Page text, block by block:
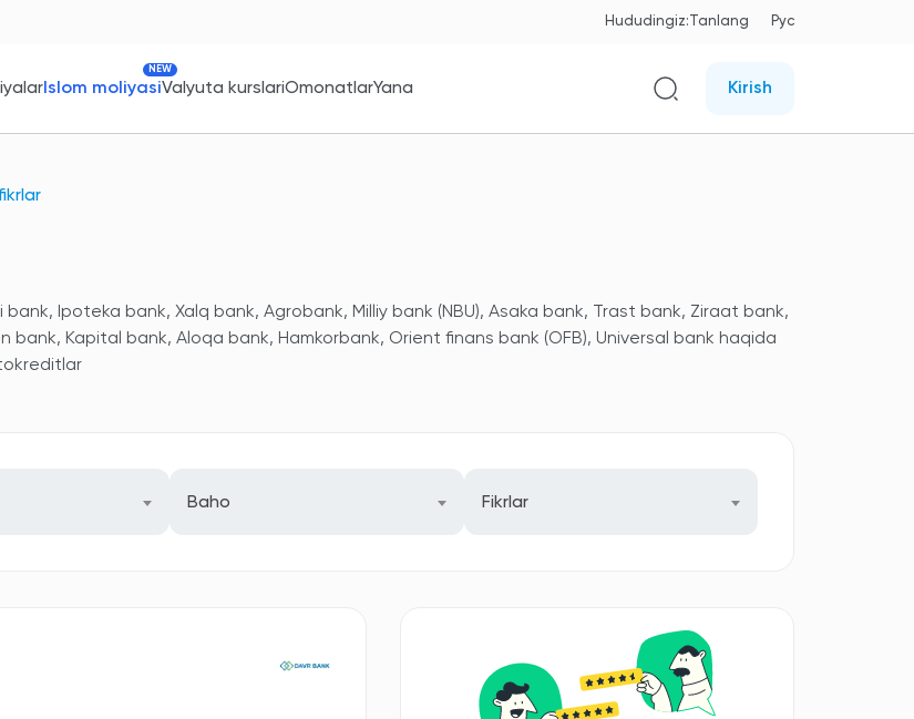
Hududingiz:Tanlang Рус
Islom moliyasi
NEW
Valyuta kurslariOmonatlarYana Kirish
Ipoteka bank, Xalq bank, Agrobank, Milliy bank (NBU), Asaka bank, Trast bank, Ziraat bank,
bank, Kapital bank, Aloqa bank, Hamkorbank, Orient finans bank (OFB), Universal bank haqida
Baho Fikrlar